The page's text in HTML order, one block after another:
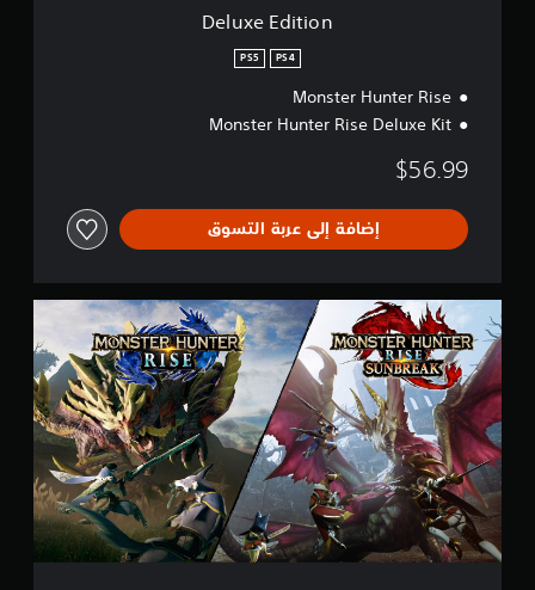
Deluxe Edition
PS4
PS5
Monster Hunter Rise
Monster Hunter Rise Deluxe Kit
$56.99
إضافة إلى عربة التسوق
B
u
n
l
e
E
d
i
o
n